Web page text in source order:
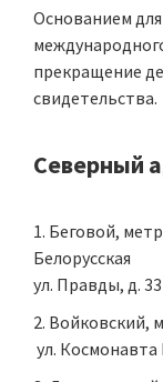
Основанием
прекращение
свидетельства.
Северный
Беговой,
Белорусская
ул. Правды, д. 33
Войковский,
ул. Космонавта